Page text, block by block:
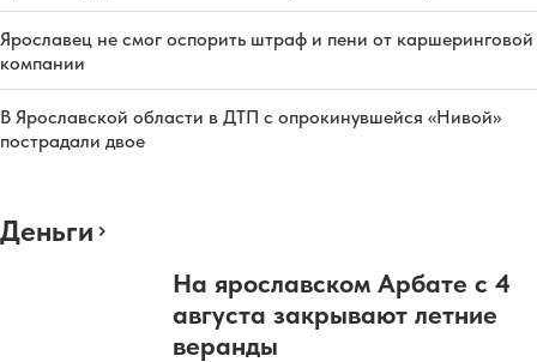
Ярославец не смог оспорить штраф и пени от каршеринговой
компании
В Ярославской области в ДТП с опрокинувшейся «Нивой»
пострадали двое
Деньги
На ярославском Арбате с 4
августа закрывают летние
веранды